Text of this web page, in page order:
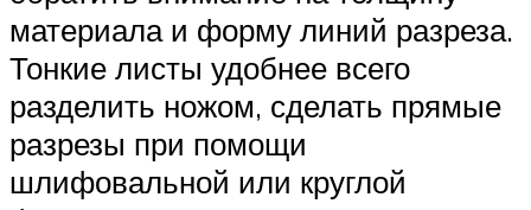
материала и форму линий разреза.
Тонкие листы удобнее всего
разделить ножом, сделать прямые
разрезы при помощи
шлифовальной или круглой